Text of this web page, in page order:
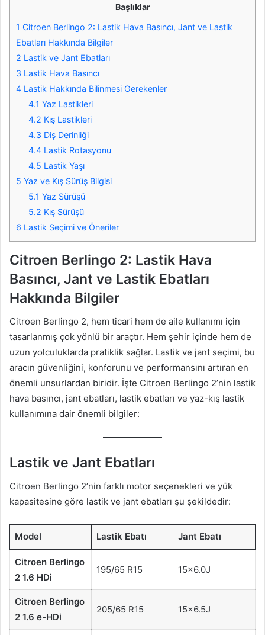
Başlıklar
1 Citroen Berlingo 2: Lastik Hava Basıncı, Jant ve Lastik
Ebatları Hakkında Bilgiler
2 Lastik ve Jant Ebatları
3 Lastik Hava Basıncı
4 Lastik Hakkında Bilinmesi Gerekenler
4.1 Yaz Lastikleri
4.2 Kış Lastikleri
4.3 Diş Derinliği
4.4 Lastik Rotasyonu
4.5 Lastik Yaşı
5 Yaz ve Kış Sürüş Bilgisi
5.1 Yaz Sürüşü
5.2 Kış Sürüşü
6 Lastik Seçimi ve Öneriler
Citroen Berlingo 2: Lastik Hava
Basıncı, Jant ve Lastik Ebatları
Hakkında Bilgiler
Citroen Berlingo 2, hem ticari hem de aile kullanımı için
tasarlanmış çok yönlü bir araçtır. Hem şehir içinde hem de
uzun yolculuklarda pratiklik sağlar. Lastik ve jant seçimi, bu
aracın güvenliğini, konforunu ve performansını artıran en
önemli unsurlardan biridir. İşte Citroen Berlingo 2’nin lastik
hava basıncı, jant ebatları, lastik ebatları ve yaz-kış lastik
kullanımına dair önemli bilgiler:
Lastik ve Jant Ebatları
Citroen Berlingo 2’nin farklı motor seçenekleri ve yük
kapasitesine göre lastik ve jant ebatları şu şekildedir:
Model Lastik Ebatı Jant Ebatı
Citroen Berlingo
2 1.6 HDi
195/65 R15 15×6.0J
Citroen Berlingo
2 1.6 e-HDi
205/65 R15 15×6.5J